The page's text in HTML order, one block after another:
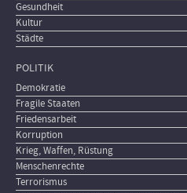
Gesundheit
Kultur
Städte
POLITIK
Demokratie
Fragile Staaten
Friedensarbeit
Korruption
Krieg, Waffen, Rüstung
Menschenrechte
Terrorismus